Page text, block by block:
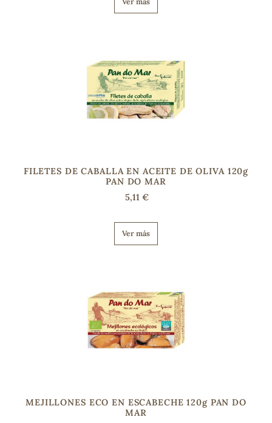
FILETES DE CABALLA EN ACEITE DE OLIVA 120g
PAN DO MAR
5,11 €
Ver más
MEJILLONES ECO EN ESCABECHE 120g PAN DO
MAR